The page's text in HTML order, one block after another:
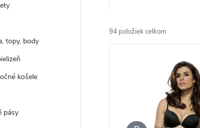
topy, body
košele
pásy
a
d
94 položiek celkom